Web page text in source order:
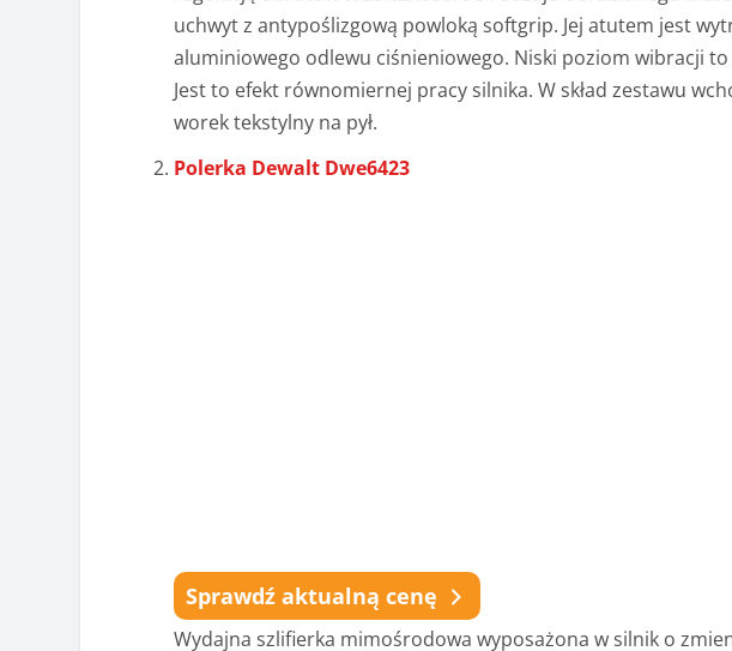
uchwyt z antypoślizgową powloką softgrip. Jej atutem jest
aluminiowego odlewu ciśnieniowego. Niski poziom wibracji
Jest to efekt równomiernej pracy silnika. W skład zestawu
worek tekstylny na pył.
Polerka Dewalt Dwe6423
Sprawdź aktualną cenę
Wydajna szlifierka mimośrodowa wyposażona w silnik o